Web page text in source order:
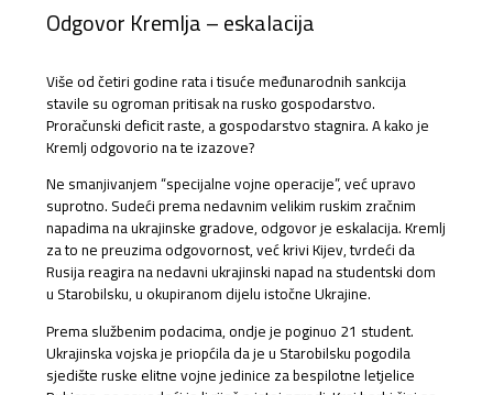
Odgovor Kremlja – eskalacija
Više od četiri godine rata i tisuće međunarodnih sankcija
stavile su ogroman pritisak na rusko gospodarstvo.
Proračunski deficit raste, a gospodarstvo stagnira. A kako je
Kremlj odgovorio na te izazove?
Ne smanjivanjem “specijalne vojne operacije”, već upravo
suprotno. Sudeći prema nedavnim velikim ruskim zračnim
napadima na ukrajinske gradove, odgovor je eskalacija. Kremlj
za to ne preuzima odgovornost, već krivi Kijev, tvrdeći da
Rusija reagira na nedavni ukrajinski napad na studentski dom
u Starobilsku, u okupiranom dijelu istočne Ukrajine.
Prema službenim podacima, ondje je poginuo 21 student.
Ukrajinska vojska je priopćila da je u Starobilsku pogodila
sjedište ruske elitne vojne jedinice za bespilotne letjelice